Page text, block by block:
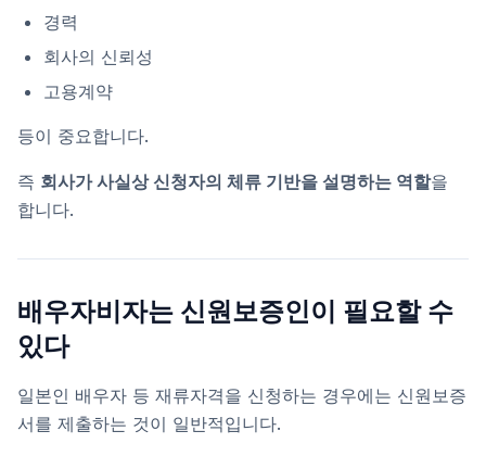
경력
회사의 신뢰성
고용계약
등이 중요합니다.
즉 회사가 사실상 신청자의 체류 기반을 설명하는 역할을
합니다.
배우자비자는 신원보증인이 필요할 수
있다
일본인 배우자 등 재류자격을 신청하는 경우에는 신원보증
서를 제출하는 것이 일반적입니다.